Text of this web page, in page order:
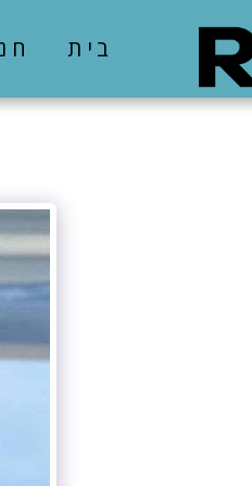
בית